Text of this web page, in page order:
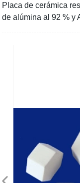
Placa de cerámica
de alúmina al 92 % y